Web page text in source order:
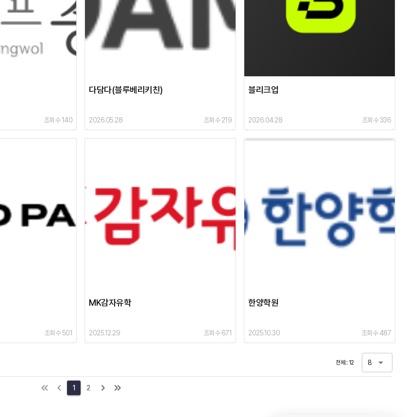
조회수 140
다담다(블루베리키친)
2026.05.28 조회수 219
블리크업
2026.04.28 조회수 336
조회수 501
MK감자유학
2025.12.29 조회수 671
한양학원
2025.10.30 조회수 487
전체 : 12 8
1 2